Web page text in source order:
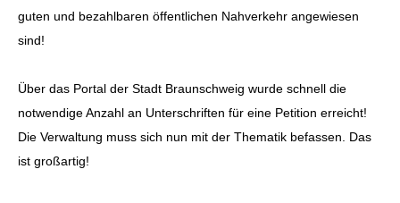
guten und bezahlbaren öffentlichen Nahverkehr angewiesen
sind!
Über das Portal der Stadt Braunschweig wurde schnell die
notwendige Anzahl an Unterschriften für eine Petition erreicht!
Die Verwaltung muss sich nun mit der Thematik befassen. Das
ist großartig!